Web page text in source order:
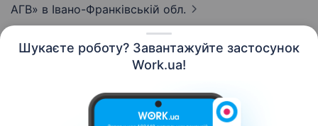
Шукаєте роботу? Завантажуйте застосунок
Work.ua!
АГВ» в Івано-Франківській обл.